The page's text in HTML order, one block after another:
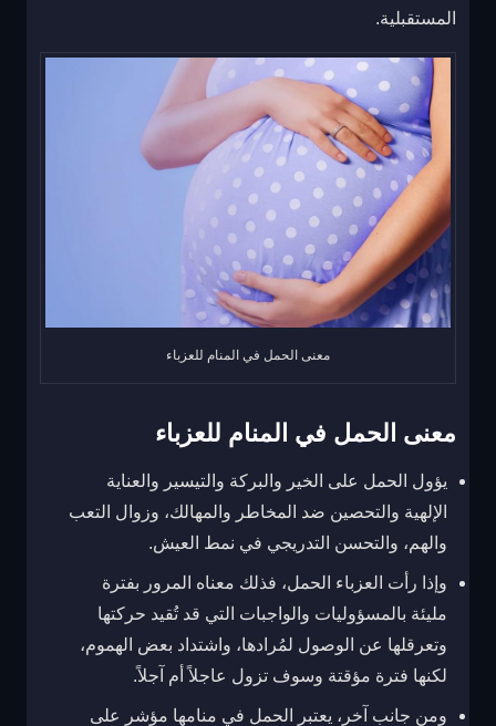
المستقبلية.
معنى الحمل في المنام للعزباء
معنى الحمل في المنام للعزباء
يؤول الحمل على الخير والبركة والتيسير والعناية
الإلهية والتحصين ضد المخاطر والمهالك، وزوال التعب
والهم، والتحسن التدريجي في نمط العيش.
وإذا رأت العزباء الحمل، فذلك معناه المرور بفترة
مليئة بالمسؤوليات والواجبات التي قد تُقيد حركتها
وتعرقلها عن الوصول لمُرادها، واشتداد بعض الهموم،
لكنها فترة مؤقتة وسوف تزول عاجلاً أم آجلاً.
ومن جانب آخر، يعتبر الحمل في منامها مؤشر على